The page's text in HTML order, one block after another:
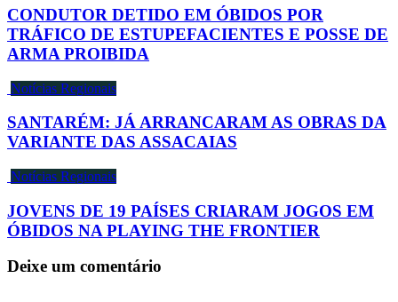
CONDUTOR DETIDO EM ÓBIDOS POR
TRÁFICO DE ESTUPEFACIENTES E POSSE DE
ARMA PROIBIDA
Notícias Regionais
SANTARÉM: JÁ ARRANCARAM AS OBRAS DA
VARIANTE DAS ASSACAIAS
Notícias Regionais
JOVENS DE 19 PAÍSES CRIARAM JOGOS EM
ÓBIDOS NA PLAYING THE FRONTIER
Deixe um comentário